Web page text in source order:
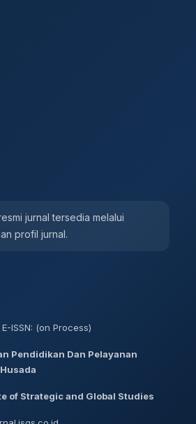
jurnal tersedia melalui
profil jurnal.
ISSN: (on Process)
Pendidikan Dan Pelayanan
of Strategic and Global Studies